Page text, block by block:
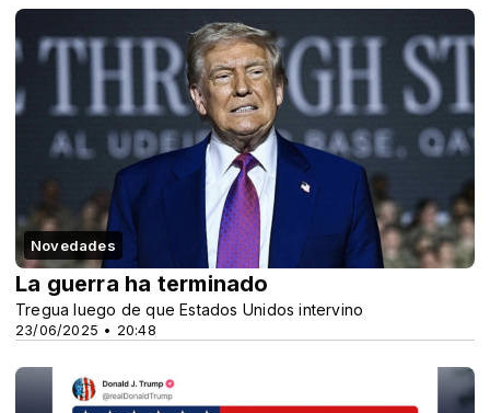
Novedades
23/06/2025 • 20:48
La guerra ha terminado
Tregua luego de que Estados Unidos intervino